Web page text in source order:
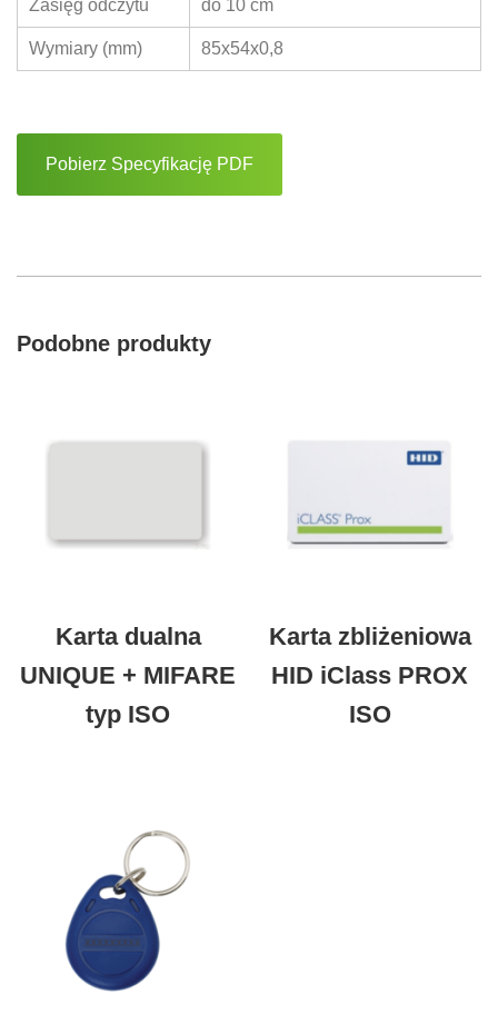
Zasięg odczytu do 10 cm
Wymiary (mm) 85x54x0,8
Pobierz Specyfikację PDF
Podobne produkty
Karta dualna
UNIQUE + MIFARE
typ ISO
Karta zbliżeniowa
HID iClass PROX
ISO